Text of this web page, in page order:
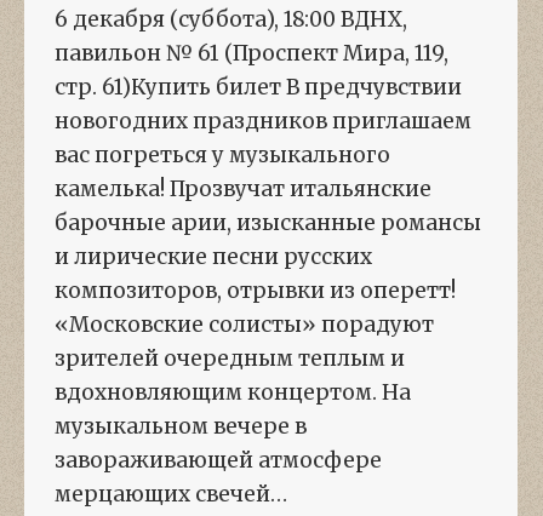
6 декабря (суббота), 18:00 ВДНХ,
павильон № 61 (Проспект Мира, 119,
стр. 61)Купить билет В предчувствии
новогодних праздников приглашаем
вас погреться у музыкального
камелька! Прозвучат итальянские
барочные арии, изысканные романсы
и лирические песни русских
композиторов, отрывки из оперетт!
«Московские солисты» порадуют
зрителей очередным теплым и
вдохновляющим концертом. На
музыкальном вечере в
завораживающей атмосфере
мерцающих свечей…